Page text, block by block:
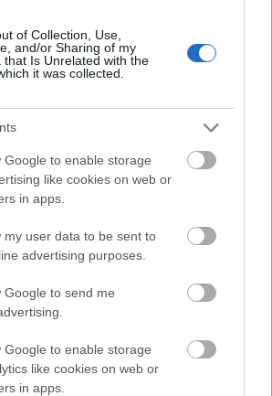
of Collection, Use,
and/or Sharing of my
that Is Unrelated with the
it was collected.
Google to enable storage
like cookies on web or
in apps.
my user data to be sent to
advertising purposes.
Google to send me
Google to enable storage
like cookies on web or
in apps.
és elfogadom az
adatvédelmi
FELIRATKOZÁS